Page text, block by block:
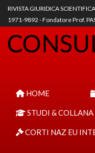
RIVISTA GIURIDICA
1971-9892 - Fondatore Prof.
HOME
STUDI & COLLANA
CORTI NAZ EU